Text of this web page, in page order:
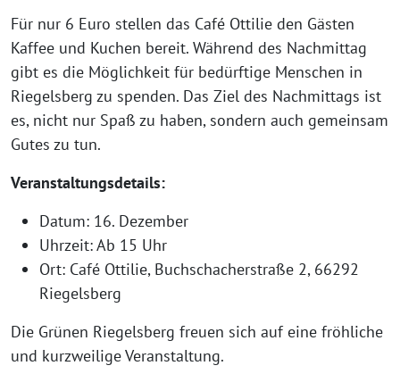
Für nur 6 Euro stellen das Café Ottilie den Gästen
Kaffee und Kuchen bereit. Während des Nachmittag
gibt es die Möglichkeit für bedürftige Menschen in
Riegelsberg zu spenden. Das Ziel des Nachmittags ist
es, nicht nur Spaß zu haben, sondern auch gemeinsam
Gutes zu tun.
Veranstaltungsdetails:
Datum: 16. Dezember
Uhrzeit: Ab 15 Uhr
Ort: Café Ottilie, Buchschacherstraße 2, 66292
Riegelsberg
Die Grünen Riegelsberg freuen sich auf eine fröhliche
und kurzweilige Veranstaltung.